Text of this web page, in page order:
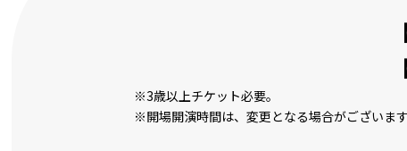
※3歳以上チケット必要。
※開場開演時間は、変更となる場合がございます